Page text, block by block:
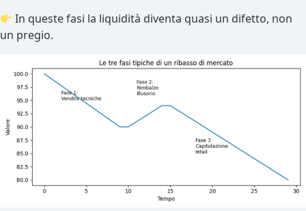
In queste fasi la liquidità diventa quasi un difetto, non
un pregio.